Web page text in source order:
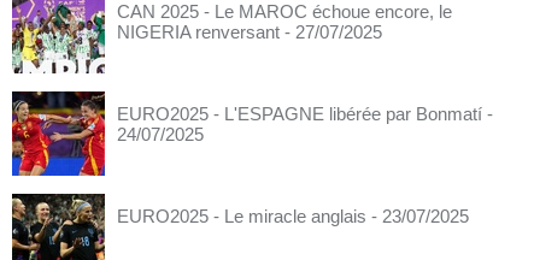
CAN 2025 - Le MAROC échoue encore, le
NIGERIA renversant - 27/07/2025
EURO2025 - L'ESPAGNE libérée par Bonmatí -
24/07/2025
EURO2025 - Le miracle anglais - 23/07/2025